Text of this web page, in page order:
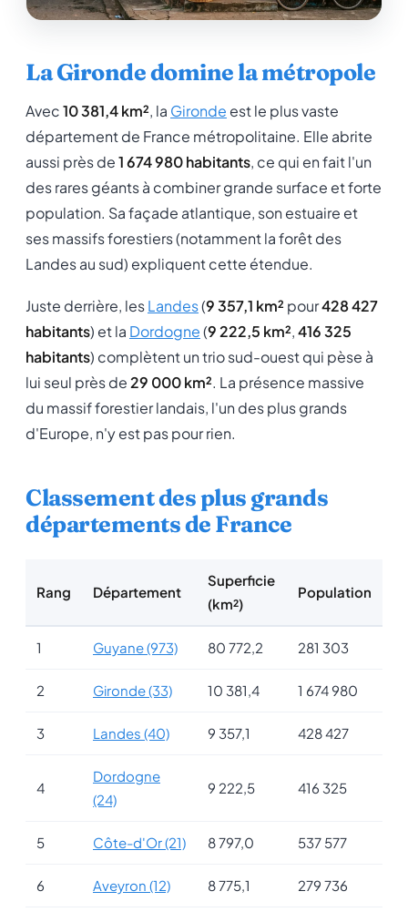
La Gironde domine la métropole
Avec10 381,4 km², la Gironde est le plus vaste
département de France métropolitaine. Elle abrite
aussi près de1 674 980 habitants, ce qui en fait l'un
des rares géants à combiner grande surface et forte
population. Sa façade atlantique, son estuaire et
ses massifs forestiers (notamment la forêt des
Landes au sud) expliquent cette étendue.
Juste derrière, lesLandes(9 357,1 km² pour428 427
habitants) et la Dordogne(9 222,5 km²,416 325
habitants) complètent un trio sud-ouest qui pèse à
lui seul près de29 000 km². La présence massive
du massif forestier landais, l'un des plus grands
d'Europe, n'y est pas pour rien.
Classement des plus grands
départements de France
Rang Département
Superficie
(km²)
Population
1 Guyane (973) 80 772,2 281 303
2 Gironde (33) 10 381,4 1 674 980
3 Landes (40) 9 357,1 428 427
4
Dordogne
(24)
9 222,5 416 325
5 Côte-d'Or (21) 8 797,0 537 577
6 Aveyron (12) 8 775,1 279 736